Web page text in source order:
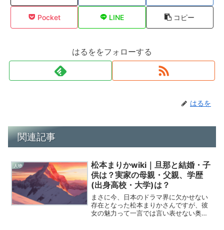
Pocket LINE コピー
はるををフォローする
はるを
関連記事
人物
松本まりかwiki｜旦那と結婚・子
供は？実家の母親・父親、学歴
(出身高校・大学)は？
まさに今、日本のドラマ界に欠かせない
存在となった松本まりかさんですが、彼
女の魅力って一言では言い表せない奥深